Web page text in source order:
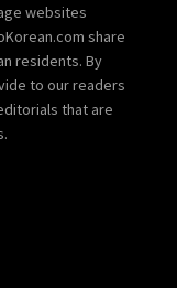
websites
share
residents. By
to our readers
that are